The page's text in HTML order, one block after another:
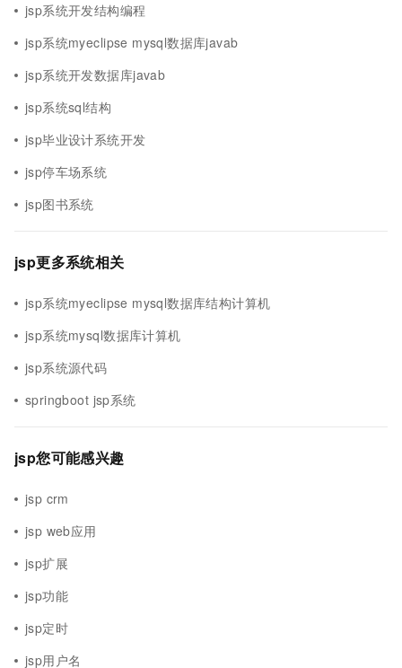
jsp系统开发结构编程
jsp系统myeclipse mysql数据库javab
jsp系统开发数据库javab
jsp系统sql结构
jsp毕业设计系统开发
jsp停车场系统
jsp图书系统
jsp更多系统相关
jsp系统myeclipse mysql数据库结构计算机
jsp系统mysql数据库计算机
jsp系统源代码
springboot jsp系统
jsp您可能感兴趣
jsp crm
jsp web应用
jsp扩展
jsp功能
jsp定时
jsp用户名